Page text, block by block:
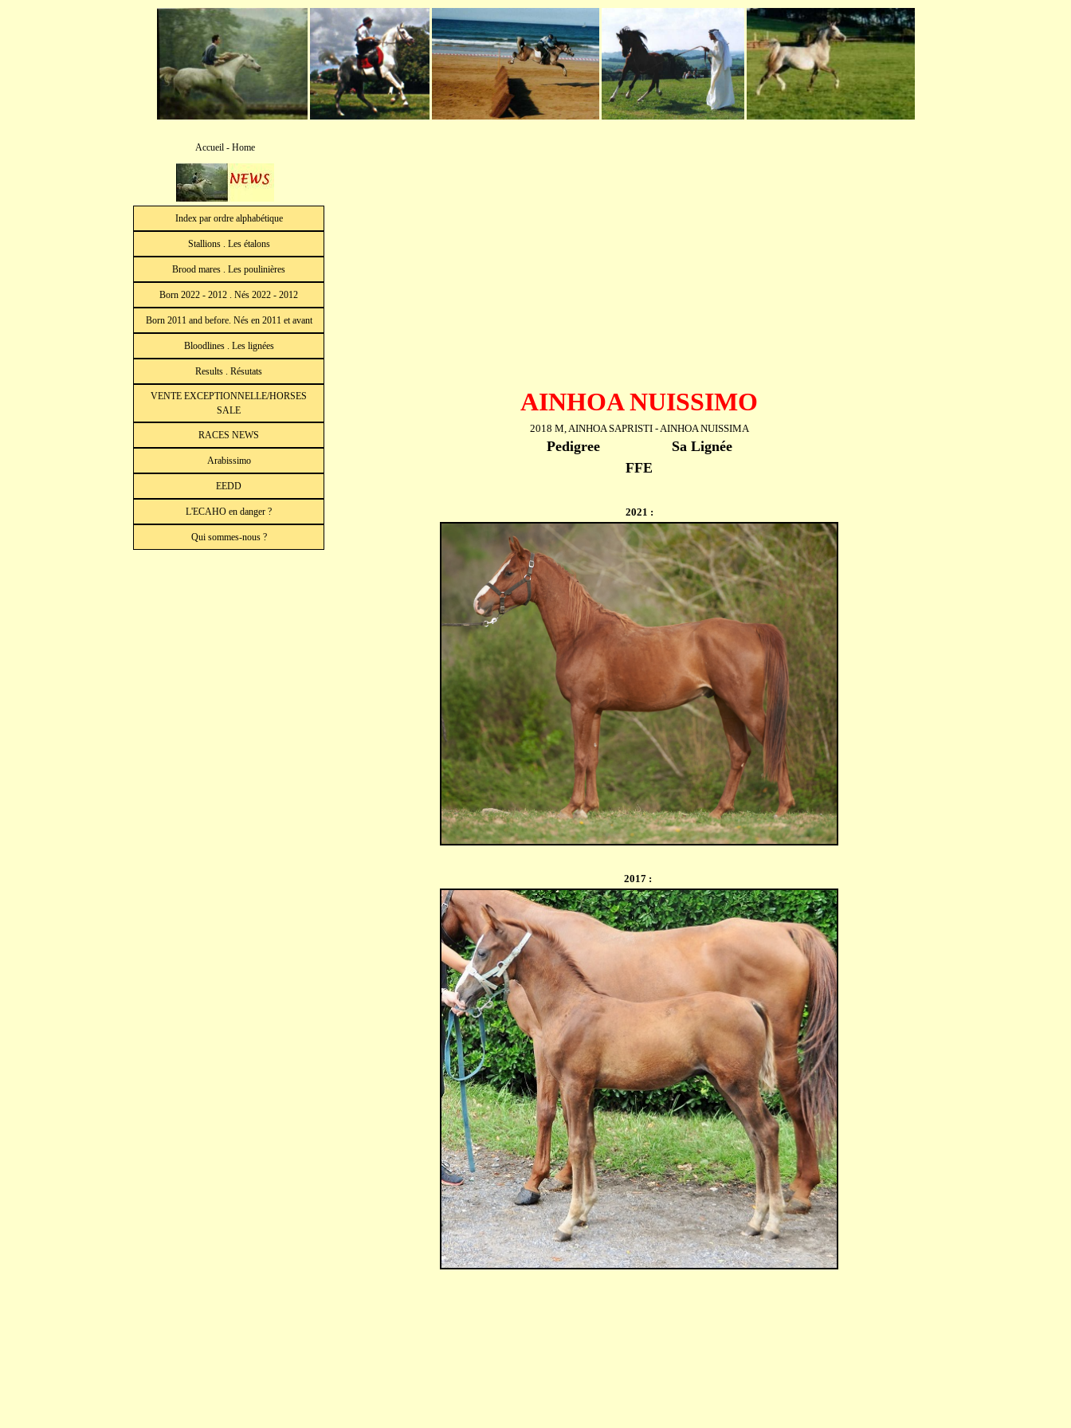
Accueil - Home
Index par ordre alphabétique
Stallions . Les étalons
Brood mares . Les poulinières
Born 2022 - 2012 . Nés 2022 - 2012
Born 2011 and before. Nés en 2011 et avant
Bloodlines . Les lignées
Results . Résutats
VENTE EXCEPTIONNELLE/HORSES
SALE
RACES NEWS
Arabissimo
EEDD
L'ECAHO en danger ?
Qui sommes-nous ?
AINHOA NUISSIMO
2018 M, AINHOA SAPRISTI - AINHOA NUISSIMA
Pedigree
Sa Lignée
FFE
2021 :
2017 :